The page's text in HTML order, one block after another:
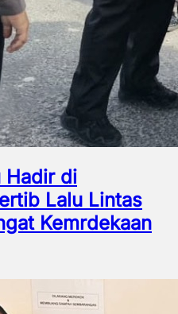
Hadir di
Lalu Lintas
Kemrdekaan